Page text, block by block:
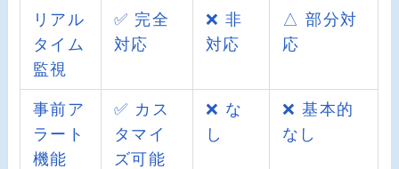
リアル
タイム
監視
✅ 完全
対応
❌ 非
対応
△ 部分対
応
事前ア
ラート
機能
✅ カス
タマイ
ズ可能
❌ な
し
❌ 基本的
なし